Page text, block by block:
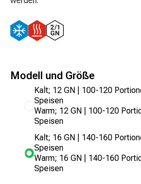
Modell und Größe
Kalt; 12 GN | 100-120
Speisen
Warm; 12 GN | 100-120
Speisen
Kalt; 16 GN | 140-160
Speisen
Warm; 16 GN | 140-160
Speisen